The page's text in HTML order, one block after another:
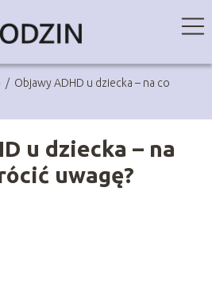
/ Objawy ADHD u dziecka – na co
u dziecka – na
uwagę?